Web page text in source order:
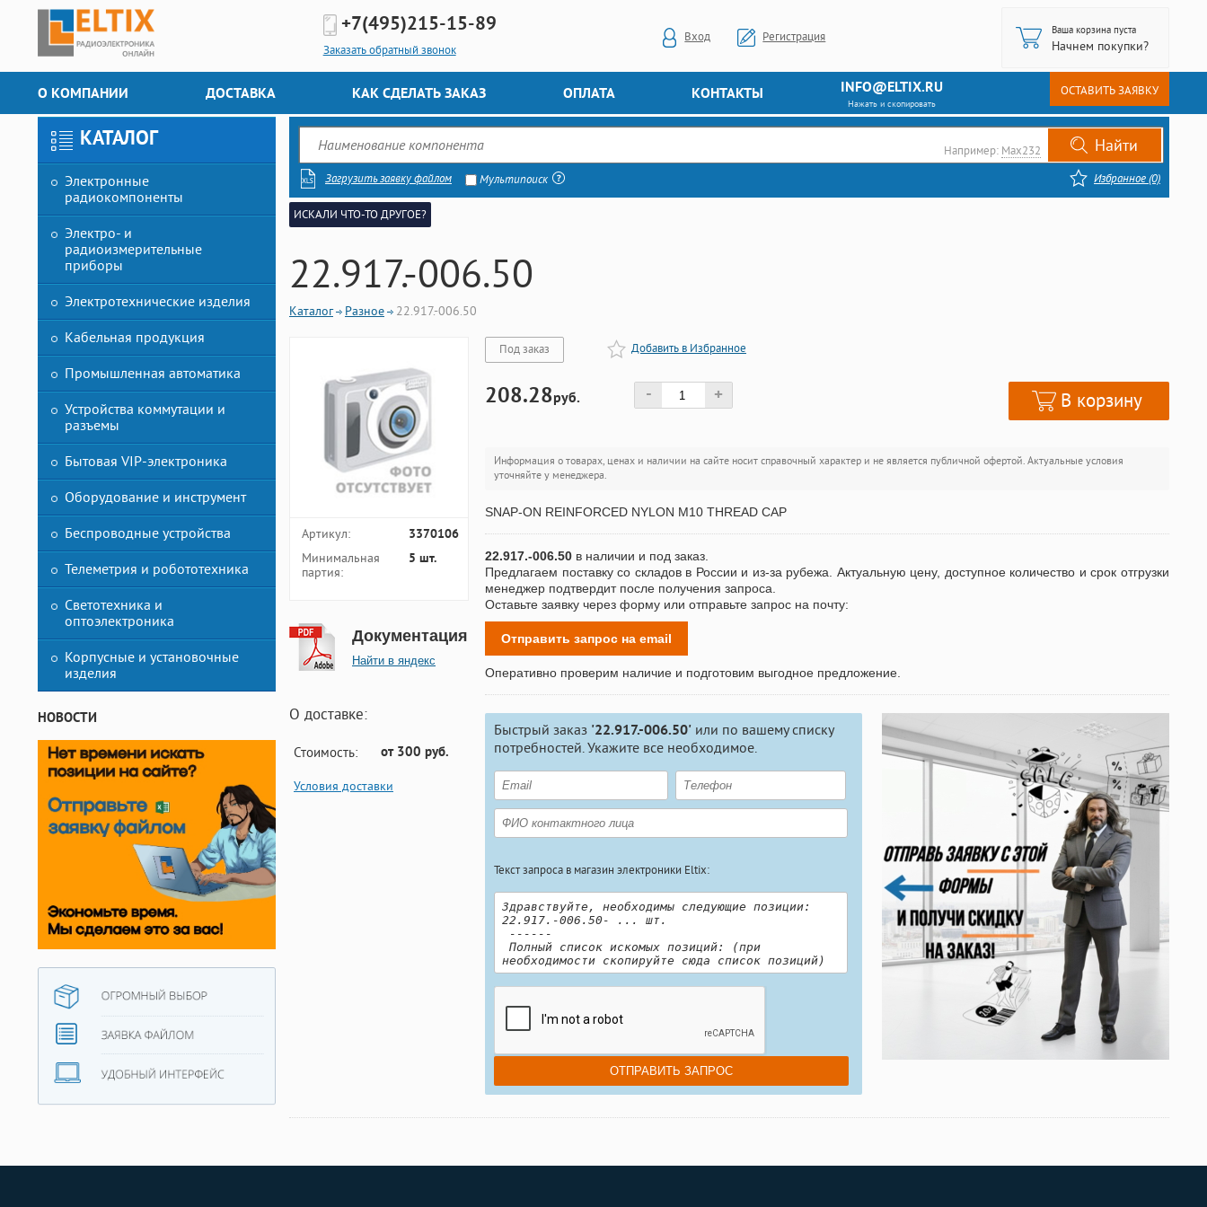
+7(495)215-15-89
Заказать обратный звонок
Вход Регистрация
Ваша корзина пуста
Начнем покупки?
О КОМПАНИИ ДОСТАВКА КАК СДЕЛАТЬ ЗАКАЗ ОПЛАТА КОНТАКТЫ INFO@ELTIX.RU
Нажать и скопировать
ОСТАВИТЬ ЗАЯВКУ
КАТАЛОГ
Электронные
радиокомпоненты
Электро- и
радиоизмерительные
приборы
Электротехнические изделия
Кабельная продукция
Промышленная автоматика
Устройства коммутации и
разъемы
Бытовая VIP-электроника
Оборудование и инструмент
Беспроводные устройства
Телеметрия и робототехника
Светотехника и
оптоэлектроника
Корпусные и установочные
изделия
НОВОСТИ
Например: Max232
Загрузить заявку файлом Мультипоиск Избранное (0)
ИСКАЛИ ЧТО-ТО ДРУГОЕ?
22.917.-006.50
Каталог Разное 22.917.-006.50
Под заказ Добавить в Избранное
208.28руб. - + В корзину
Информация о товарах, ценах и наличии на сайте носит справочный характер и не является публичной офертой. Актуальные условия
уточняйте у менеджера.
SNAP-ON REINFORCED NYLON M10 THREAD CAP
22.917.-006.50 в наличии и под заказ.
Предлагаем поставку со складов в России и из-за рубежа. Актуальную цену, доступное количество и срок отгрузки
менеджер подтвердит после получения запроса.
Оставьте заявку через форму или отправьте запрос на почту:
Отправить запрос на email
Оперативно проверим наличие и подготовим выгодное предложение.
Быстрый заказ '22.917.-006.50' или по вашему списку
потребностей. Укажите все необходимое.
Текст запроса в магазин электроники Eltix:
Артикул: 3370106
Минимальная
партия:
5 шт.
Документация
Найти в яндекс
О доставке:
Стоимость: от 300 руб.
Условия доставки